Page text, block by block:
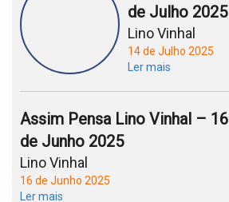
de Julho 2025
Lino Vinhal
14 de Julho 2025
Ler mais
Assim Pensa Lino Vinhal – 16
de Junho 2025
Lino Vinhal
16 de Junho 2025
Ler mais